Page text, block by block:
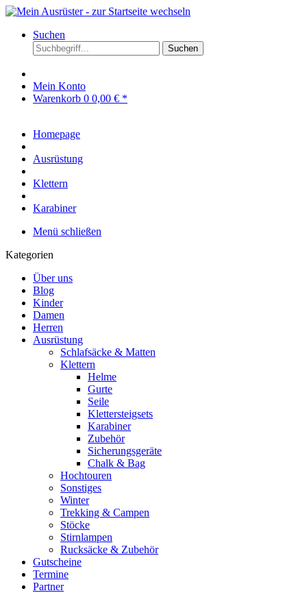
Suchen
Suchen
Mein Konto
Warenkorb 0 0,00 € *
Homepage
Ausrüstung
Klettern
Karabiner
Menü schließen
Kategorien
Über uns
Blog
Kinder
Damen
Herren
Ausrüstung
Schlafsäcke & Matten
Klettern
Helme
Gurte
Seile
Klettersteigsets
Karabiner
Zubehör
Sicherungsgeräte
Chalk & Bag
Hochtouren
Sonstiges
Winter
Trekking & Campen
Stöcke
Stirnlampen
Rucksäcke & Zubehör
Gutscheine
Termine
Partner